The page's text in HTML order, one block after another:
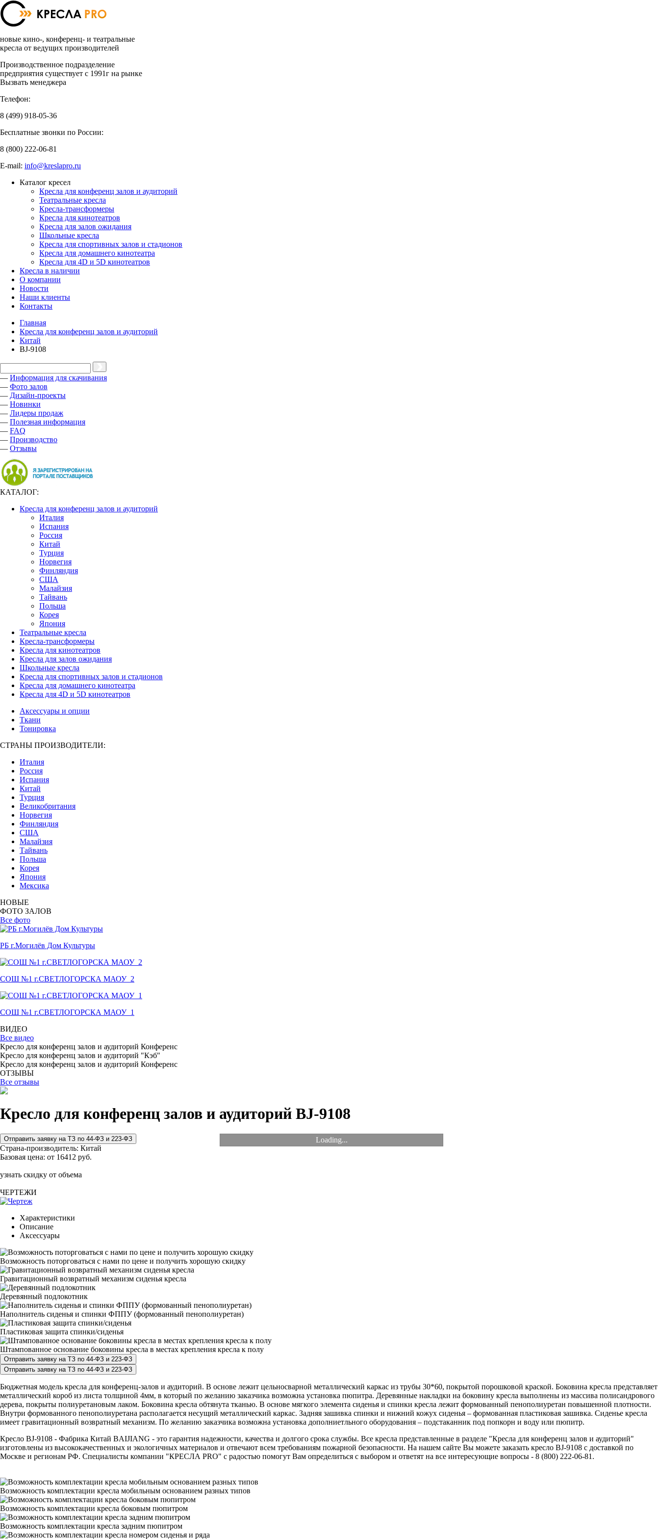
новые кино-, конференц- и театральные
кресла от ведущих производителей
Производственное подразделение
предприятия существует с 1991г на рынке
Вызвать менеджера
Телефон:
8 (499) 918-05-36
Бесплатные звонки по России:
8 (800) 222-06-81
E-mail: info@kreslapro.ru
Каталог кресел
Кресла для конференц залов и аудиторий
Театральные кресла
Кресла-трансформеры
Кресла для кинотеатров
Кресла для залов ожидания
Школьные кресла
Кресла для спортивных залов и стадионов
Кресла для домашнего кинотеатра
Кресла для 4D и 5D кинотеатров
Кресла в наличии
О компании
Новости
Наши клиенты
Контакты
Главная
Кресла для конференц залов и аудиторий
Китай
BJ-9108
— Информация для скачивания
— Фото залов
— Дизайн-проекты
— Новинки
— Лидеры продаж
— Полезная информация
— FAQ
— Производство
— Отзывы
КАТАЛОГ:
Кресла для конференц залов и аудиторий
Италия
Испания
Россия
Китай
Турция
Норвегия
Финляндия
США
Малайзия
Тайвань
Польша
Корея
Япония
Театральные кресла
Кресла-трансформеры
Кресла для кинотеатров
Кресла для залов ожидания
Школьные кресла
Кресла для спортивных залов и стадионов
Кресла для домашнего кинотеатра
Кресла для 4D и 5D кинотеатров
Аксессуары и опции
Ткани
Тонировка
СТРАНЫ ПРОИЗВОДИТЕЛИ:
Италия
Россия
Испания
Китай
Турция
Великобритания
Норвегия
Финляндия
США
Малайзия
Тайвань
Польша
Корея
Япония
Мексика
НОВЫЕ
ФОТО ЗАЛОВ
Все фото
РБ г.Могилёв Дом Культуры
СОШ №1 г.СВЕТЛОГОРСКА МАОУ_2
СОШ №1 г.СВЕТЛОГОРСКА МАОУ_1
ВИДЕО
Все видео
Кресло для конференц залов и аудиторий Конференс
Кресло для конференц залов и аудиторий "Кэб"
Кресло для конференц залов и аудиторий Конференс
ОТЗЫВЫ
Все отзывы
Кресло для конференц залов и аудиторий BJ-9108
Loading...
Страна-производитель: Китай
Базовая цена: от 16412 руб.
узнать скидку от объема
ЧЕРТЕЖИ
Характеристики
Описание
Аксессуары
Возможность поторговаться с нами по цене и получить хорошую скидку
Гравитационный возвратный механизм сиденья кресла
Деревянный подлокотник
Наполнитель сиденья и спинки ФППУ (формованный пенополиуретан)
Пластиковая защита спинки/сиденья
Штампованное основание боковины кресла в местах крепления кресла к полу
Бюджетная модель кресла для конференц-залов и аудиторий. В основе лежит цельносварной металлический каркас из трубы 30*60, покрытой порошковой краской. Боковина кресла представляет
металлический короб из листа толщиной 4мм, в который по желанию заказчика возможна установка пюпитра. Деревянные накладки на боковину кресла выполнены из массива полисандрового
дерева, покрыты полиуретановым лаком. Боковина кресла обтянута тканью. В основе мягкого элемента сиденья и спинки кресла лежит формованный пенополиуретан повышенной плотности.
Внутри формованного пенополиуретана располагается несущий металлический каркас. Задняя зашивка спинки и нижний кожух сиденья – формованная пластиковая зашивка. Сиденье кресла
имеет гравитационный возвратный механизм. По желанию заказчика возможна установка дополниетльного оборудования – подстаканник под попкорн и воду или пюпитр.
Кресло BJ-9108 - Фабрика Китай BAIJIANG - это гарантия надежности, качества и долгого срока службы. Все кресла представленные в разделе "Кресла для конференц залов и аудиторий"
изготовлены из высококачественных и экологичных материалов и отвечают всем требованиям пожарной безопасности. На нашем сайте Вы можете заказать кресло BJ-9108 с доставкой по
Москве и регионам РФ. Специалисты компании "КРЕСЛА PRO" с радостью помогут Вам определиться с выбором и ответят на все интересующие вопросы - 8 (800) 222-06-81.
Возможность комплектации кресла мобильным основанием разных типов
Возможность комплектации кресла боковым пюпитром
Возможность комплектации кресла задним пюпитром